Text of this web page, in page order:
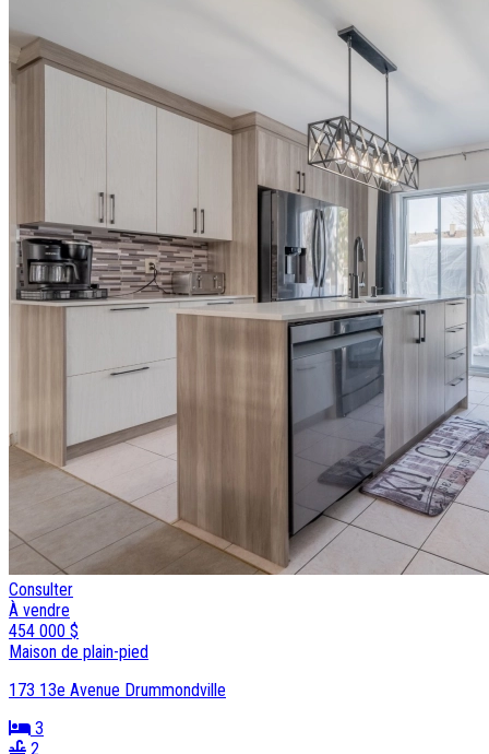
Consulter
À vendre
454 000 $
Maison de plain-pied
173 13e Avenue Drummondville
3
2